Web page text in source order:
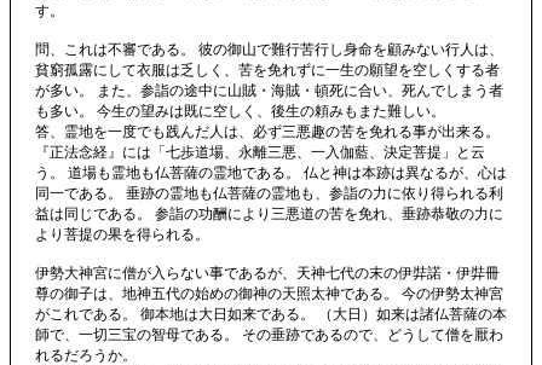
す。
問、これは不審である。 彼の御山で難行苦行し身命を顧みない行人は、
貧窮孤露にして衣服は乏しく、苦を免れずに一生の願望を空しくする者
が多い。 また、参詣の途中に山賊・海賊・頓死に合い、死んでしまう者
も多い。 今生の望みは既に空しく、後生の頼みもまた難しい。
答、霊地を一度でも践んだ人は、必ず三悪趣の苦を免れる事が出来る。
『正法念経』には「七歩道場、永離三悪、一入伽藍、決定菩提」と云
う。 道場も霊地も仏菩薩の霊地である。 仏と神は本跡は異なるが、心は
同一である。 垂跡の霊地も仏菩薩の霊地も、参詣の力に依り得られる利
益は同じである。 参詣の功酬により三悪道の苦を免れ、垂跡恭敬の力に
より菩提の果を得られる。
伊勢大神宮に僧が入らない事であるが、天神七代の末の伊弉諾・伊弉冊
尊の御子は、地神五代の始めの御神の天照太神である。 今の伊勢太神宮
がこれである。 御本地は大日如来である。 （大日）如来は諸仏菩薩の本
師で、一切三宝の智母である。 その垂跡であるので、どうして僧を厭わ
れるだろうか。